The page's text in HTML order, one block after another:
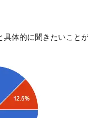
体的に聞きたいこと